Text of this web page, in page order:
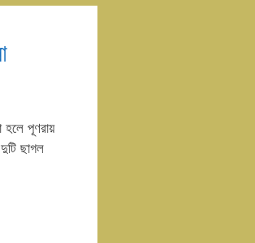
পূণরায়
ছাগল